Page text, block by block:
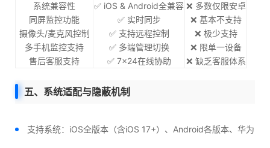
系统兼容性
✅ iOS & Android全兼容 ❌ 多数仅限安卓
同屏监控功能
✅ 实时同步
❌ 基本不支持
摄像头/麦克风控制
✅ 支持远程控制
❌ 极少支持
多手机监控支持
✅ 多端管理切换
❌ 限单一设备
售后客服支持
✅ 7×24在线协助 ❌ 缺乏客服体系
五、系统适配与隐蔽机制
支持系统：iOS全版本（含iOS 17+）、Android各版本、华为